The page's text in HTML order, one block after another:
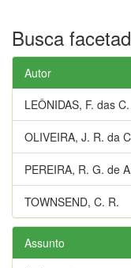
Busca
Autor
LEÔNIDAS, F. das C.
OLIVEIRA, J. R. da
PEREIRA, R. G. de
TOWNSEND, C. R.
Assunto